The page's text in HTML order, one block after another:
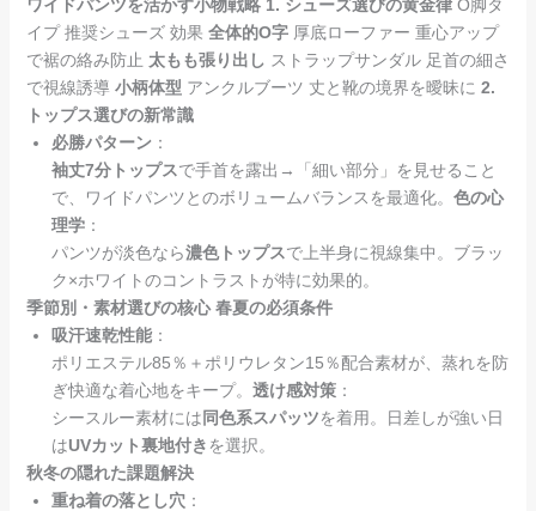
ワイドパンツを活かす小物戦略 1. シューズ選びの黄金律O脚タ
イプ 推奨シューズ 効果 全体的O字厚底ローファー 重心アップ
で裾の絡み防止 太もも張り出し ストラップサンダル 足首の細さ
で視線誘導 小柄体型 アンクルブーツ 丈と靴の境界を曖昧に 2.
トップス選びの新常識
必勝パターン ：
袖丈7分トップスで手首を露出→「細い部分」を見せること
で、ワイドパンツとのボリュームバランスを最適化。 色の心
理学：
パンツが淡色なら濃色トップスで上半身に視線集中。ブラッ
ク×ホワイトのコントラストが特に効果的。
季節別・素材選びの核心 春夏の必須条件
吸汗速乾性能：
ポリエステル85％＋ポリウレタン15％配合素材が、蒸れを防
ぎ快適な着心地をキープ。 透け感対策：
シースルー素材には 同色系スパッツを着用。日差しが強い日
はUVカット裏地付き を選択。
秋冬の隠れた課題解決
重ね着の落とし穴：